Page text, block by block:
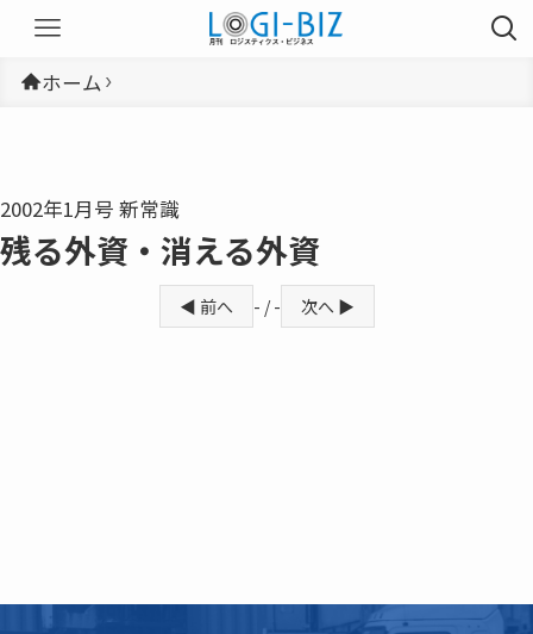
ホーム
2002年1月号 新常識
残る外資・消える外資
◀ 前へ - / - 次へ ▶